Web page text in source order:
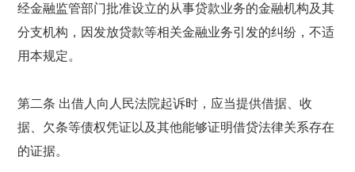
经金融监管部门批准设立的从事贷款业务的金融机构及其
分支机构，因发放贷款等相关金融业务引发的纠纷，不适
用本规定。
第二条 出借人向人民法院起诉时，应当提供借据、收
据、欠条等债权凭证以及其他能够证明借贷法律关系存在
的证据。